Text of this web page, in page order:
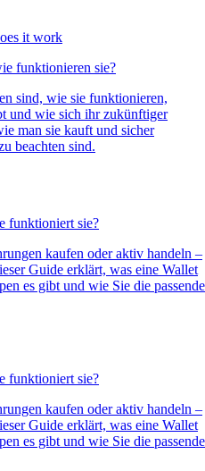
funktionieren sie?
sind, wie sie funktionieren,
und wie sich ihr zukünftiger
man sie kauft und sicher
beachten sind.
funktioniert sie?
kaufen oder aktiv handeln –
Guide erklärt, was eine Wallet
es gibt und wie Sie die passende
funktioniert sie?
kaufen oder aktiv handeln –
Guide erklärt, was eine Wallet
es gibt und wie Sie die passende